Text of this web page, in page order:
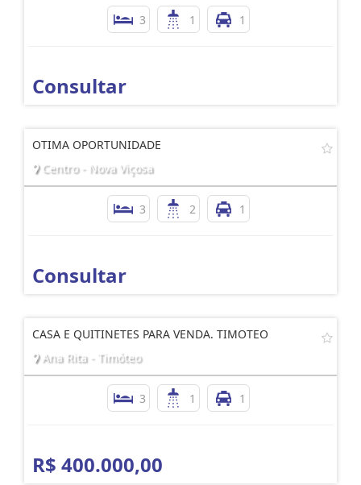
3 1 1
Consultar
OTIMA OPORTUNIDADE
Centro - Nova Viçosa
3 2 1
Consultar
CASA E QUITINETES PARA VENDA. TIMOTEO
Ana Rita - Timóteo
3 1 1
R$ 400.000,00